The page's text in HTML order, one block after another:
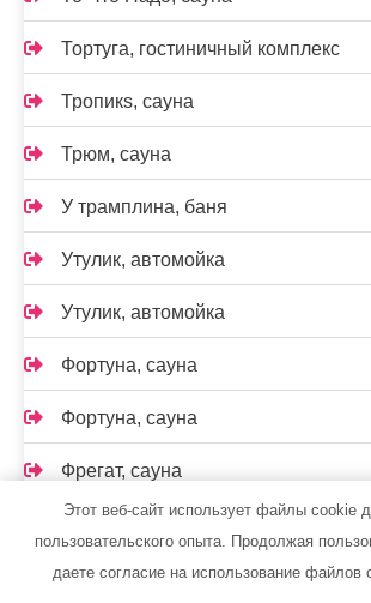
Тортуга, гостиничный комплекс
Тропикs, сауна
Трюм, сауна
У трамплина, баня
Утулик, автомойка
Утулик, автомойка
Фортуна, сауна
Фортуна, сауна
Фрегат, сауна
Центр автомоечных услуг, Центр
Этот веб-сайт использует файлы cookie
пользовательского опыта. Продолжая
даете согласие на использование файлов